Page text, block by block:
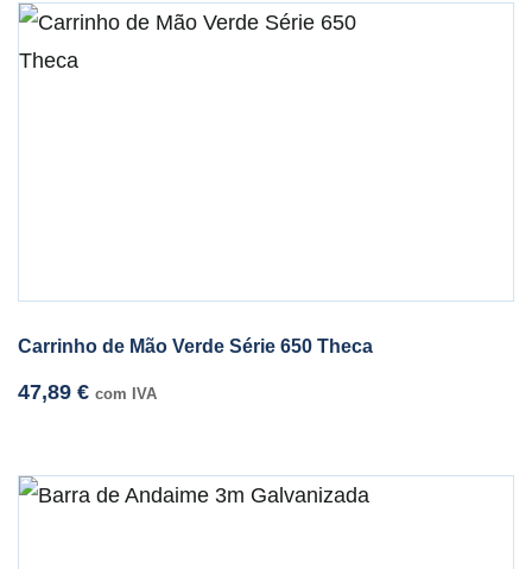
Carrinho de Mão Verde Série 650 Theca
47,89 € com IVA